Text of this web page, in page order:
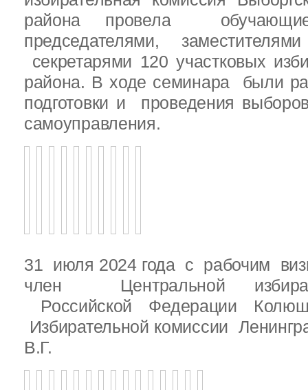
района провела
председателями,
секретарями 120 участковых
района. В ходе семинара были
подготовки и проведения
самоуправления.
31 июля 2024 года с рабочим
член Центральной
Российской Федерации
Избирательной комиссии
В.Г.